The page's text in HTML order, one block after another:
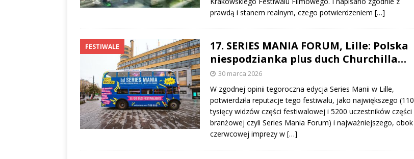
prawdą i stanem realnym, czego potwierdzeniem […]
FESTIWALE
17. SERIES MANIA FORUM, Lille: Polska
niespodzianka plus duch Churchilla…
30 marca 2026
W zgodnej opinii tegoroczna edycja Series Manii w Lille,
potwierdziła reputacje tego festiwalu, jako największego (110
tysięcy widzów części festiwalowej i 5200 uczestników części
branżowej czyli Series Mania Forum) i najważniejszego, obok
czerwcowej imprezy w […]